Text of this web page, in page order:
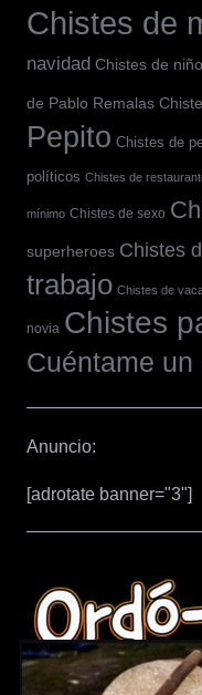
Chistes de
navidad Chistes de
de Pablo Remalas
Pepito Chistes de
políticos Chistes de
mínimo Chistes de sexo
superheroes Chistes
trabajo Chistes de
novia Chistes
Cuéntame un
Anuncio:
[adrotate banner="3"]